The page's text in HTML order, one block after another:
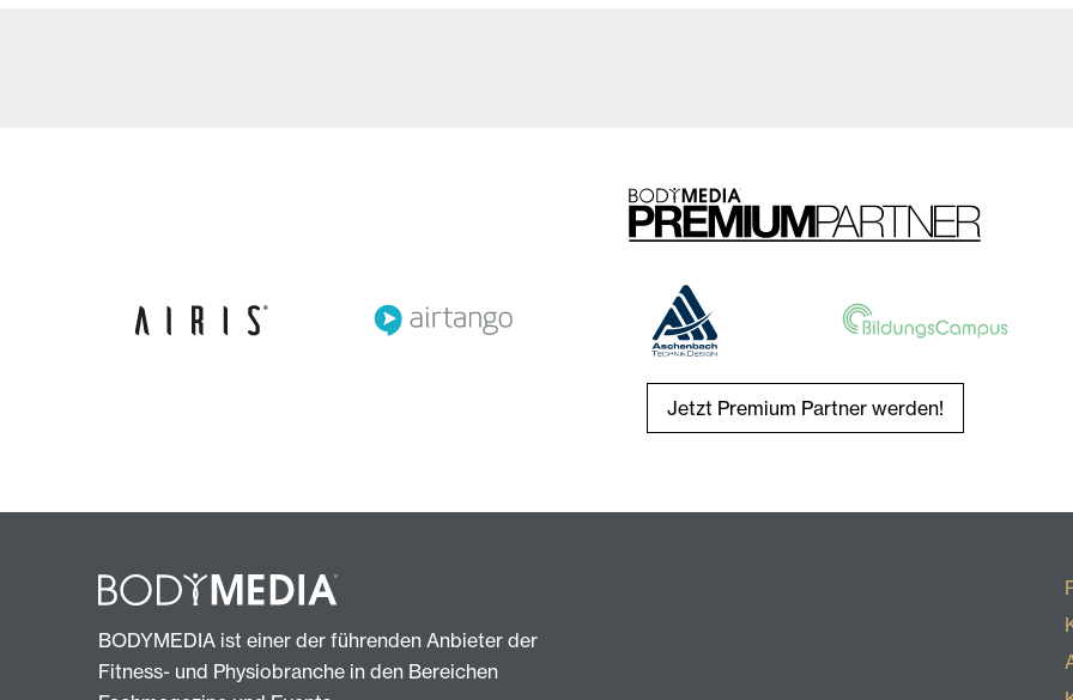
Jetzt Premium Partner werden!
BODYMEDIA ist einer der führenden Anbieter der
Fitness- und Physiobranche in den Bereichen